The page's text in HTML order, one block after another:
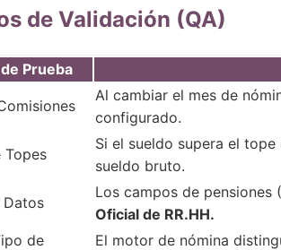
de Validación (QA)
Prueba
Al cambiar el mes de
configurado.
Topes
Si el sueldo supera el
sueldo bruto.
Datos
Los campos de pensiones
Oficial de RR.HH.
de
El motor de nómina